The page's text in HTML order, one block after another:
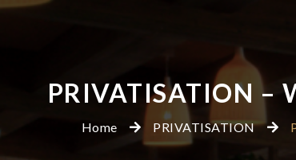
PRIVATISATION –
Home PRIVATISATION